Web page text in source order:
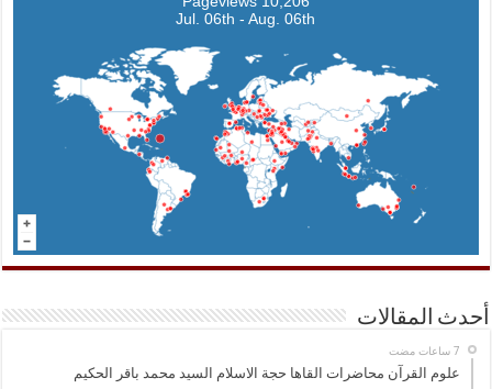
Jul. 06th - Aug. 06th
أحدث المقالات
علوم القرآن محاضرات القاها حجة الاسلام السيد محمد باقر الحكيم